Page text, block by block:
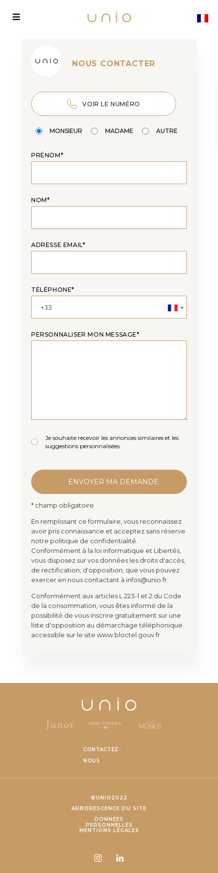
NOUS CONTACTER
VOIR LE NUMÉRO
MONSIEUR MADAME AUTRE
PRÉNOM*
NOM*
ADRESSE EMAIL*
TÉLÉPHONE*
PERSONNALISER MON MESSAGE*
Je souhaite recevoir les annonces similaires et les
suggestions personnalisées
* champ obligatoire
En remplissant ce formulaire, vous reconnaissez
avoir pris connaissance et acceptez sans réserve
notre politique de confidentialité.
Conformément à la loi informatique et Libertés,
vous disposez sur vos données les droits d'accès,
de rectification, d'opposition, que vous pouvez
exercer en nous contactant à infos@unio.fr.
Conformément aux articles L 223-1 et 2 du Code
de la consommation, vous êtes informé de la
possibilité de vous inscrire gratuitement sur une
liste d'opposition au démarchage téléphonique
accessible sur le site www.bloctel.gouv.fr
CONTACTEZ-
NOUS
©UNIO2022
ARBORESCENCE DU SITE
DONNÉES
PERSONNELLES
MENTIONS LÉGALES